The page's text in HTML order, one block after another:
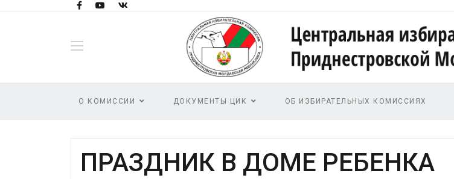
О КОМИССИИ ДОКУМЕНТЫ ЦИК ОБ ИЗБИРАТЕЛЬНЫХ КОМИССИЯХ
ПРАЗДНИК В ДОМЕ РЕБЕНКА